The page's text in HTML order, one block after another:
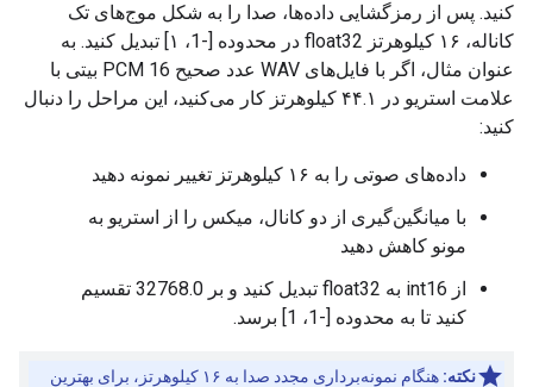
کنید. پس از رمزگشایی داده‌ها، صدا را به شکل موج‌های تک
کاناله، ۱۶ کیلوهرتز float32 در محدوده [-1، ۱] تبدیل کنید. به
عنوان مثال، اگر با فایل‌های WAV عدد صحیح PCM 16 بیتی با
علامت استریو در ۴۴.۱ کیلوهرتز کار می‌کنید، این مراحل را دنبال
کنید:
داده‌های صوتی را به ۱۶ کیلوهرتز تغییر نمونه دهید
با میانگین‌گیری از دو کانال، میکس را از استریو به
مونو کاهش دهید
از int16 به float32 تبدیل کنید و بر 32768.0 تقسیم
کنید تا به محدوده [-1، 1] برسد.
نکته:
هنگام نمونه‌برداری مجدد صدا به ۱۶ کیلوهرتز، برای بهترین